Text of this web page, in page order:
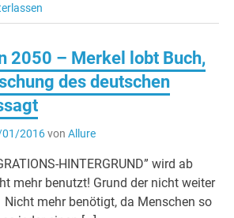
2050 – Merkel lobt Buch,
des deutschen
01/2016von Allure
HINTERGRUND” wird ab
mehr benutzt! Grund der nicht weiter
mehr benötigt, da Menschen so